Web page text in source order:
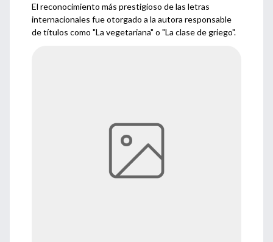
El reconocimiento más prestigioso de las letras
internacionales fue otorgado a la autora responsable
de títulos como "La vegetariana" o "La clase de griego".